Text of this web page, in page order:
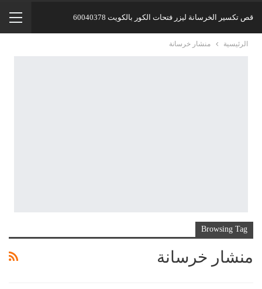
قص تكسير الخرسانة ليزر فتحات الكور بالكويت 60040378
الرئيسية منشار خرسانة
Browsing Tag
منشار خرسانة